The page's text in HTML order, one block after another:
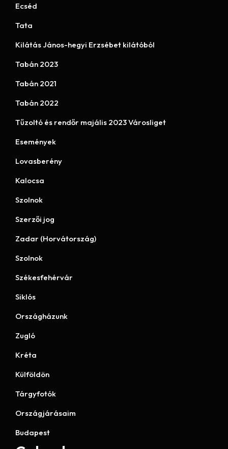
Ecséd
Tata
Kilátás János-hegyi Erzsébet kilátóból
Tabán 2023
Tabán 2021
Tabán 2022
Tűzoltó és rendőr majális 2023 Városliget
Események
Lovasberény
Kalocsa
Szolnok
Szerzői jog
Zadar (Horvátország)
Szolnok
Székesfehérvár
Siklós
Országházunk
Zugló
Kréta
Külföldön
Tárgyfotók
Országjárásaim
Budapest